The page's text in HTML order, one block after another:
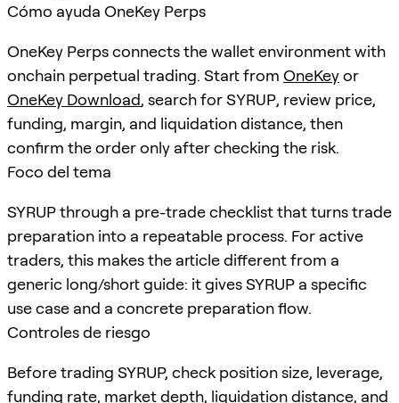
Cómo ayuda OneKey Perps
OneKey Perps connects the wallet environment with
onchain perpetual trading. Start from OneKeyor
OneKey Download, search for SYRUP, review price,
funding, margin, and liquidation distance, then
confirm the order only after checking the risk.
Foco del tema
SYRUP through a pre-trade checklist that turns trade
preparation into a repeatable process. For active
traders, this makes the article different from a
generic long/short guide: it gives SYRUP a specific
use case and a concrete preparation flow.
Controles de riesgo
Before trading SYRUP, check position size, leverage,
funding rate, market depth, liquidation distance, and